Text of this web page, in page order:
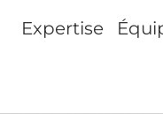
Expertise